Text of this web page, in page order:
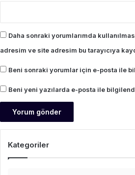
Daha sonraki yorumlarımda
adresim ve site adresim bu tarayıcıya
Beni sonraki yorumlar için e-posta ile
Beni yeni yazılarda e-posta ile
Kategoriler